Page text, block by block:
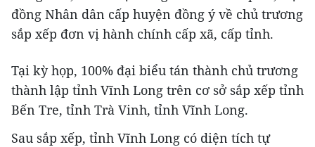
đồng Nhân dân cấp huyện đồng ý về chủ trương
sắp xếp đơn vị hành chính cấp xã, cấp tỉnh.
Tại kỳ họp, 100% đại biểu tán thành chủ trương
thành lập tỉnh Vĩnh Long trên cơ sở sắp xếp tỉnh
Bến Tre, tỉnh Trà Vinh, tỉnh Vĩnh Long.
Sau sắp xếp, tỉnh Vĩnh Long có diện tích tự